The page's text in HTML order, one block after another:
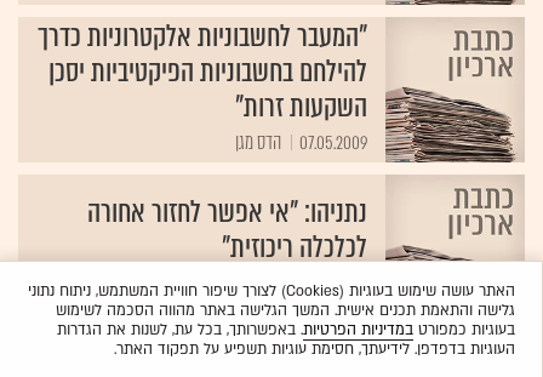
"המעבר לחשבוניות אלקטרוניות כדרך
להילחם בחשבוניות הפיקטיביות יסכן
השקעות זרות"
07.05.2009 הדס מגן‏
נתניהו: "אי אפשר לחזור אחורה
לכלכלה ריכוזית"
17.09.2008 רועי ברגמן
האתר עושה שימוש בעוגיות (Cookies) לצורך שיפור חוויית המשתמש, ניתוח נתוני
גלישה והתאמת תכנים אישית. המשך הגלישה באתר מהווה הסכמה לשימוש
בעוגיות כמפורטבמדיניות הפרטיות. באפשרותך, בכל עת, לשנות את הגדרות
העוגיות בדפדפן. לידיעתך, חסימת עוגיות תשפיע על תפקוד האתר.